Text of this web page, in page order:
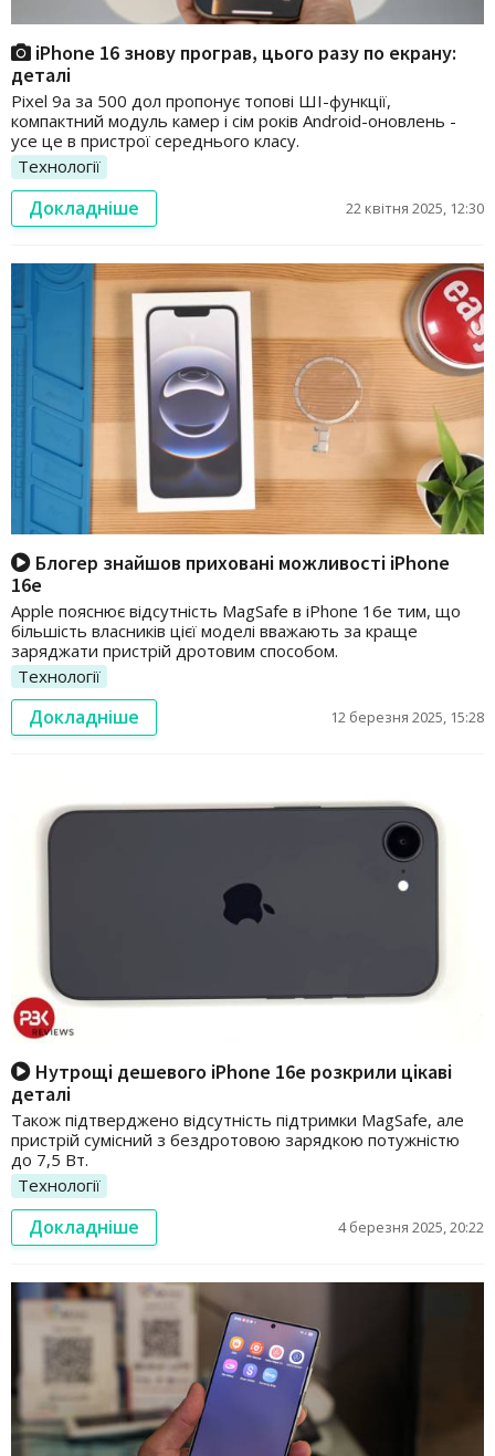
iPhone 16 знову програв, цього разу по екрану:
деталі
Pixel 9a за 500 дол пропонує топові ШІ-функції,
компактний модуль камер і сім років Android-оновлень -
усе це в пристрої середнього класу.
Технології
Докладніше 22 квітня 2025, 12:30
Блогер знайшов приховані можливості iPhone
16e
Apple пояснює відсутність MagSafe в iPhone 16e тим, що
більшість власників цієї моделі вважають за краще
заряджати пристрій дротовим способом.
Технології
Докладніше 12 березня 2025, 15:28
Нутрощі дешевого iPhone 16e розкрили цікаві
деталі
Також підтверджено відсутність підтримки MagSafe, але
пристрій сумісний з бездротовою зарядкою потужністю
до 7,5 Вт.
Технології
Докладніше 4 березня 2025, 20:22